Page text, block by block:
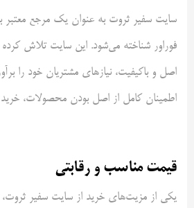
سایت سفیر ثروت به عنوان یک مرجع
فوراور شناخته می‌شود. این سایت تلاش کرده
اصل و باکیفیت، نیازهای مشتریان خود را
اطمینان کامل از اصل بودن محصولات، خرید
قیمت مناسب و رقابتی
یکی از مزیت‌های خرید از سایت سفیر